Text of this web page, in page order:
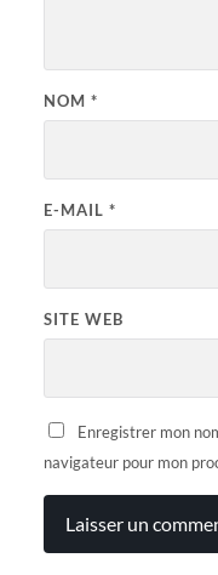
NOM *
E-MAIL *
SITE WEB
Enregistrer mon
navigateur pour mon